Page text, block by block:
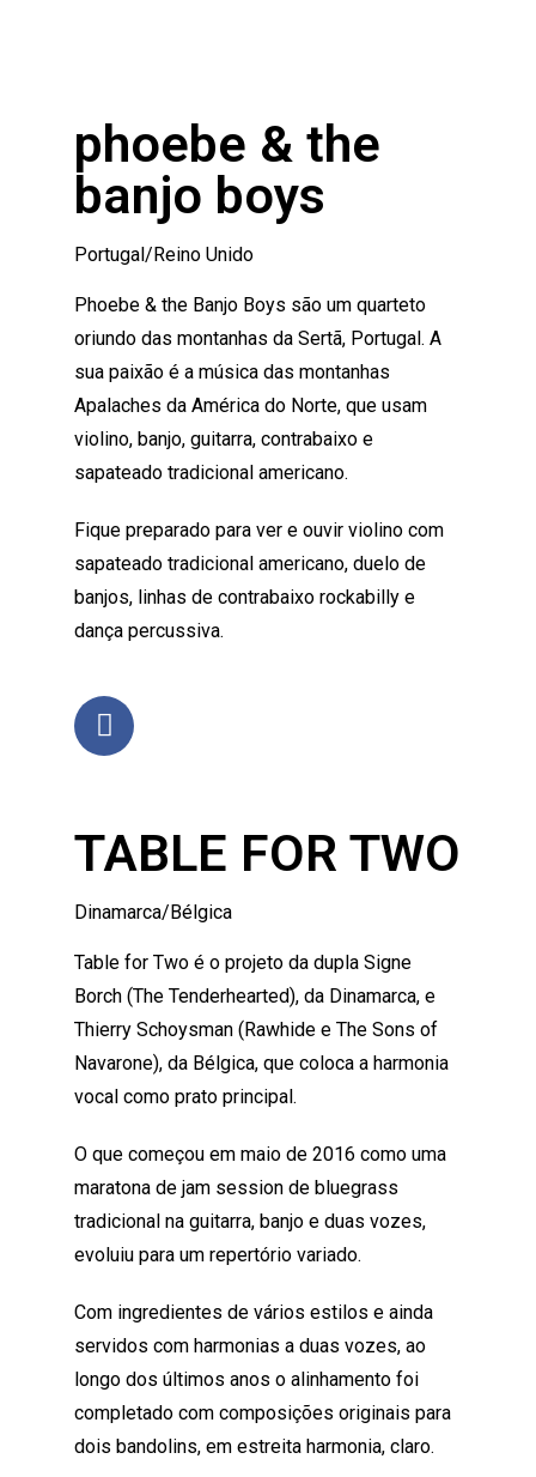
phoebe & the
banjo boys
Portugal/Reino Unido
Phoebe & the Banjo Boys são um quarteto
oriundo das montanhas da Sertã, Portugal. A
sua paixão é a música das montanhas
Apalaches da América do Norte, que usam
violino, banjo, guitarra, contrabaixo e
sapateado tradicional americano.
Fique preparado para ver e ouvir violino com
sapateado tradicional americano, duelo de
banjos, linhas de contrabaixo rockabilly e
dança percussiva.
TABLE FOR TWO
Dinamarca/Bélgica
Table for Two é o projeto da dupla Signe
Borch (The Tenderhearted), da Dinamarca, e
Thierry Schoysman (Rawhide e The Sons of
Navarone), da Bélgica, que coloca a harmonia
vocal como prato principal.
O que começou em maio de 2016 como uma
maratona de jam session de bluegrass
tradicional na guitarra, banjo e duas vozes,
evoluiu para um repertório variado.
Com ingredientes de vários estilos e ainda
servidos com harmonias a duas vozes, ao
longo dos últimos anos o alinhamento foi
completado com composições originais para
dois bandolins, em estreita harmonia, claro.